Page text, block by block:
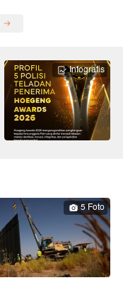
Infografis
5 Foto